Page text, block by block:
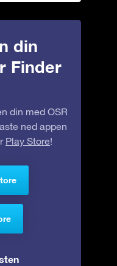
din
Finder
din med OSR
ned appen
Play Store!